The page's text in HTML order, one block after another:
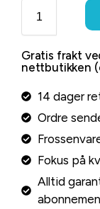
Gratis frakt
nettbutikken
14 dager
Ordre
Fokus på
Alltid